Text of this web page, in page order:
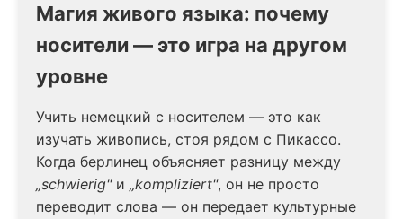
Магия живого языка: почему
носители — это игра на другом
уровне
Учить немецкий с носителем — это как
изучать живопись, стоя рядом с Пикассо.
Когда берлинец объясняет разницу между
„schwierig"и „kompliziert", он не просто
переводит слова — он передает культурные